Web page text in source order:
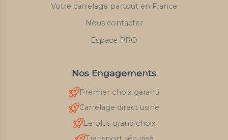
Votre carrelage partout en France
Nous contacter
Espace PRO
Nos Engagements
Premier choix garanti
Carrelage direct usine
Le plus grand choix